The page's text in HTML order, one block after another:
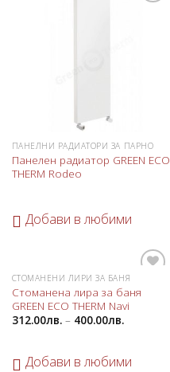
ПАНЕЛНИ РАДИАТОРИ ЗА ПАРНО
Панелен радиатор GREEN ECO
THERM Rodeo
Добави в любими
любими
СТОМАНЕНИ ЛИРИ ЗА БАНЯ
Стоманена лира за баня
GREEN ECO THERM Navi
312.00лв.– 400.00лв.
Добави в любими